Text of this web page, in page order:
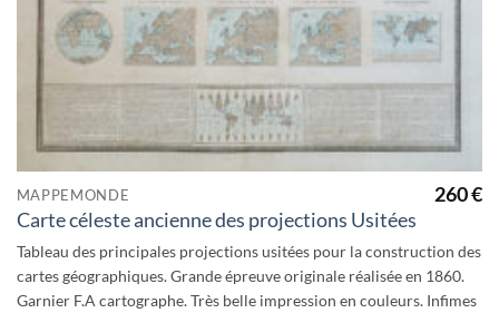
MAPPEMONDE
Carte céleste ancienne des projections Usitées
260€
Tableau des principales projections usitées pour la construction des
cartes géographiques. Grande épreuve originale réalisée en 1860.
Garnier F.A cartographe. Très belle impression en couleurs. Infimes